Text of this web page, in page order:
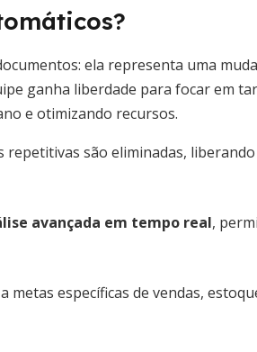
ela representa uma
ganha liberdade para focar em
e otimizando recursos.
repetitivas são eliminadas,
avançada em tempo real,
metas específicas de vendas,